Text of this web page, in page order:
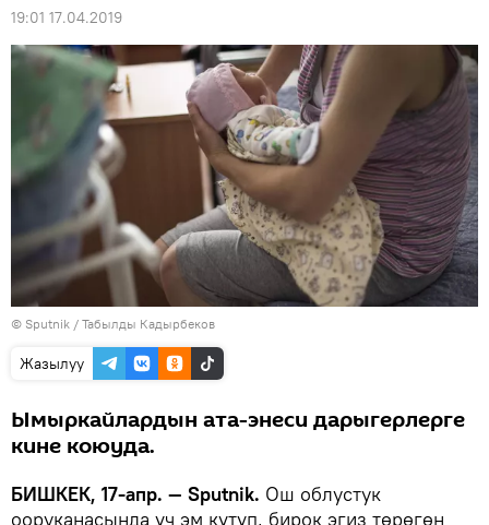
19:01 17.04.2019
© Sputnik / Табылды Кадырбеков
Жазылуу
Ымыркайлардын ата-энеси дарыгерлерге
кине коюуда.
БИШКЕК, 17-апр. — Sputnik. Ош облустук
ооруканасында үч эм күтүп, бирок эгиз төрөгөн